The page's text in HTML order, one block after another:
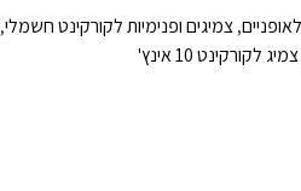
,צמיגים ופנימיות לקורקינט חשמלי,
צמיג לקורקינט 10 אינץ'